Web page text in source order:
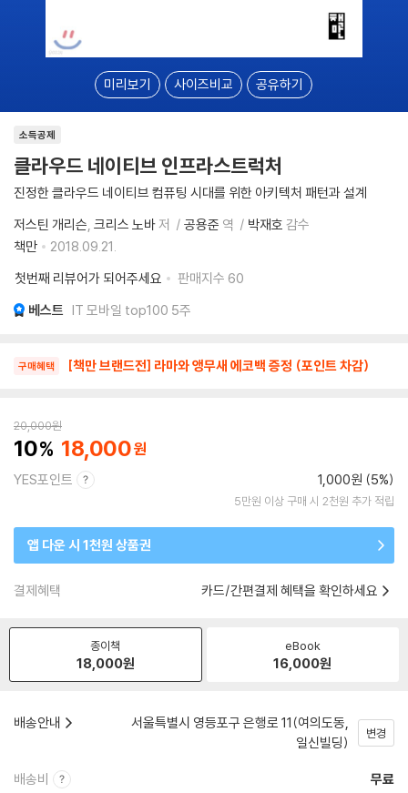
미리보기 사이즈비교 공유하기
소득공제
클라우드 네이티브 인프라스트럭처
진정한 클라우드 네이티브 컴퓨팅 시대를 위한 아키텍처 패턴과 설계
저스틴 개리슨 크리스 노바저 공용준 역 박재호 감수
책만
2018.09.21.
첫번째 리뷰어가 되어주세요
판매지수 60
베스트 IT 모바일 top100 5주
구매혜택 [책만 브랜드전] 라마와 앵무새 에코백 증정 (포인트 차감)
20,000원
10 18,000
YES포인트 1,000원 (5%)
5만원 이상 구매 시 2천원 추가 적립
앱 다운 시 1천원 상품권
결제혜택 카드/간편결제 혜택을 확인하세요
종이책
18,000원
eBook
16,000원
배송안내
서울특별시 영등포구 은행로 11(여의도동,
일신빌딩)
변경
배송비 무료